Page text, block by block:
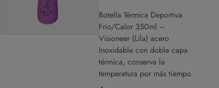
Botella Térmica Deportiva
Frio/Calor 350ml –
Visioneer (Lila) acero
Inoxidable con doble capa
térmica, conserva la
temperatura por más tiempo.